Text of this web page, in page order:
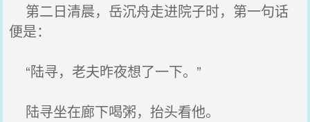
第二日清晨，岳沉舟走进院子时，第一句话
便是：
“陆寻，老夫昨夜想了一下。”
陆寻坐在廊下喝粥，抬头看他。